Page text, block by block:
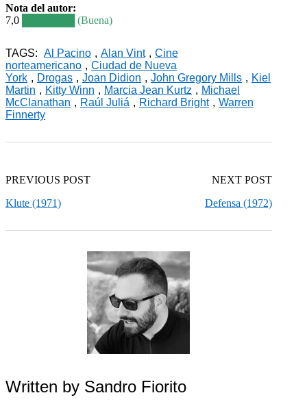
Nota del autor:
7,0
███████ (Buena)
TAGS: Al Pacino , Alan Vint , Cine
norteamericano , Ciudad de Nueva
York , Drogas , Joan Didion , John Gregory Mills , Kiel
Martin , Kitty Winn , Marcia Jean Kurtz , Michael
McClanathan , Raúl Juliá , Richard Bright , Warren
Finnerty
PREVIOUS POST
Klute (1971)
NEXT POST
Defensa (1972)
Written by Sandro Fiorito